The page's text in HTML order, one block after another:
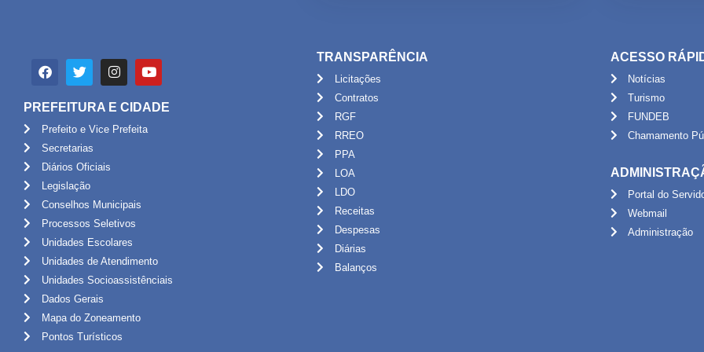
PREFEITURA E CIDADE
Prefeito e Vice Prefeita
Secretarias
Diários Oficiais
Legislação
Conselhos Municipais
Processos Seletivos
Unidades Escolares
Unidades de Atendimento
Unidades Socioassistênciais
Dados Gerais
Mapa do Zoneamento
Pontos Turísticos
TRANSPARÊNCIA
Licitações
Contratos
RGF
RREO
PPA
LOA
LDO
Receitas
Despesas
Diárias
Balanços
ACESSO
Notícias
Turismo
FUNDEB
Chamamento
Portal do
Webmail
Administração